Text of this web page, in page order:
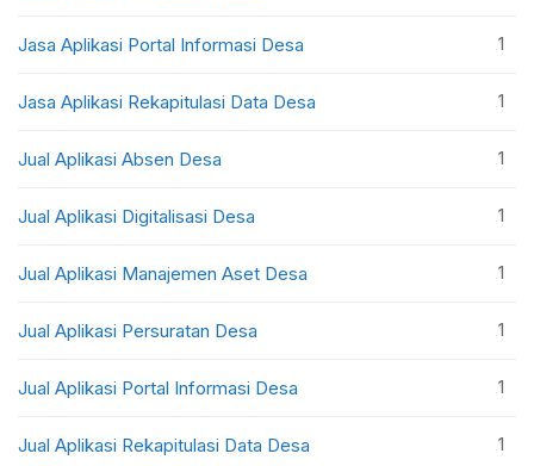
Jasa Aplikasi Portal Informasi Desa 1
Jasa Aplikasi Rekapitulasi Data Desa 1
Jual Aplikasi Absen Desa 1
Jual Aplikasi Digitalisasi Desa 1
Jual Aplikasi Manajemen Aset Desa 1
Jual Aplikasi Persuratan Desa 1
Jual Aplikasi Portal Informasi Desa 1
Jual Aplikasi Rekapitulasi Data Desa 1